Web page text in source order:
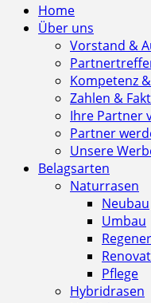
Home
Über uns
Vorstand &
Kompetenz
Zahlen &
Ihre Partner
Partner
Unsere
Belagsarten
Naturrasen
Neubau
Umbau
Pflege
Hybridrasen